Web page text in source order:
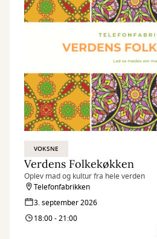
VOKSNE
Verdens Folkekøkken
Oplev mad og kultur fra hele verden
Telefonfabrikken
3. september 2026
18:00 - 21:00